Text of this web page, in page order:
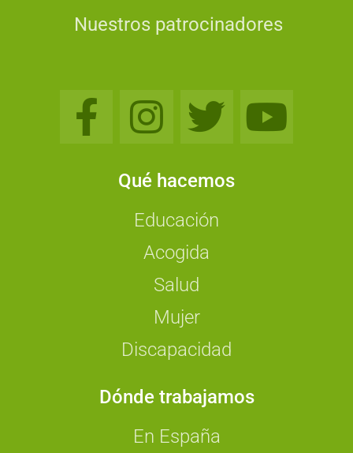
Nuestros patrocinadores
Qué hacemos
Educación
Acogida
Salud
Mujer
Discapacidad
Dónde trabajamos
En España